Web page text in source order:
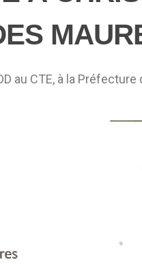
au CTE, à la Préfecture